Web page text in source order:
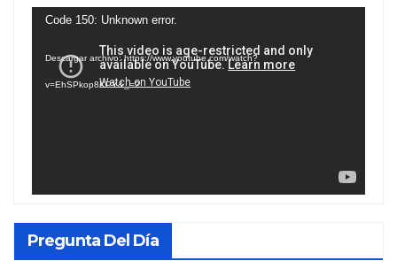
Reproductor
vídeo
Code 150: Unknown error.
Descargar archivo: https://www.youtube.com/watch?
v=EhSPkop8KPY&_=2
Pregunta Del Día